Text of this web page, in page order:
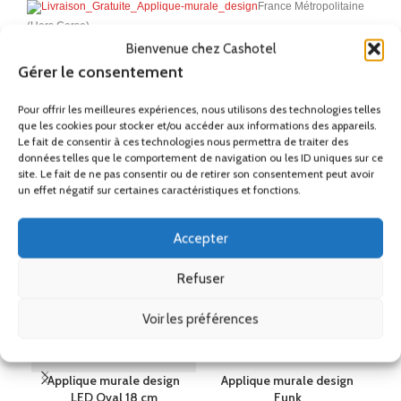
Bienvenue chez Cashotel
Gérer le consentement
Pour offrir les meilleures expériences, nous utilisons des technologies telles
que les cookies pour stocker et/ou accéder aux informations des appareils.
Le fait de consentir à ces technologies nous permettra de traiter des
données telles que le comportement de navigation ou les ID uniques sur ce
site. Le fait de ne pas consentir ou de retirer son consentement peut avoir
un effet négatif sur certaines caractéristiques et fonctions.
Accepter
Refuser
Voir les préférences
France Métropolitaine
(Hors Corse)
Remise
Ses accessoires
Produits similaires
Applique murale design
Applique murale design